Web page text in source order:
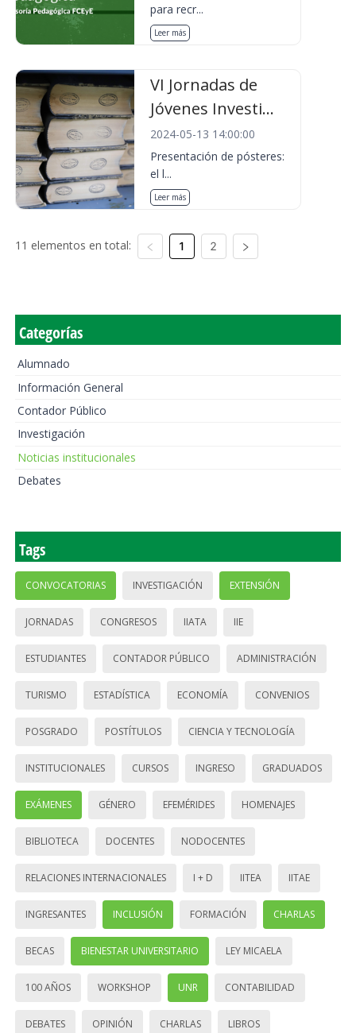
para recr...
Leer más
VI Jornadas de
Jóvenes Investi...
2024-05-13 14:00:00
Presentación de pósteres:
el l...
Leer más
11 elementos en total: 1 2
Categorías
Alumnado
Información General
Contador Público
Investigación
Noticias institucionales
Debates
Tags
CONVOCATORIAS INVESTIGACIÓN EXTENSIÓN
JORNADAS CONGRESOS IIATA IIE
ESTUDIANTES CONTADOR PÚBLICO ADMINISTRACIÓN
TURISMO ESTADÍSTICA ECONOMÍA CONVENIOS
POSGRADO POSTÍTULOS CIENCIA Y TECNOLOGÍA
INSTITUCIONALES CURSOS INGRESO GRADUADOS
EXÁMENES GÉNERO EFEMÉRIDES HOMENAJES
BIBLIOTECA DOCENTES NODOCENTES
RELACIONES INTERNACIONALES I + D IITEA IITAE
INGRESANTES INCLUSIÓN FORMACIÓN CHARLAS
BECAS BIENESTAR UNIVERSITARIO LEY MICAELA
100 AÑOS WORKSHOP UNR CONTABILIDAD
DEBATES OPINIÓN CHARLAS LIBROS